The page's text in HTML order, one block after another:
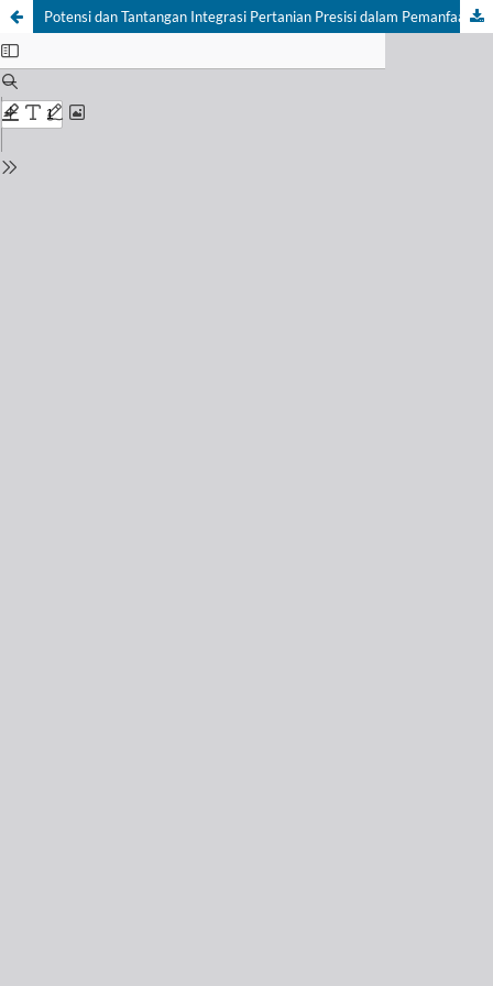
Potensi dan Tantangan Integrasi Pertanian Presisi dalam Pemanfaatan Air Lindi: Sebuah Tinjuan Literatur